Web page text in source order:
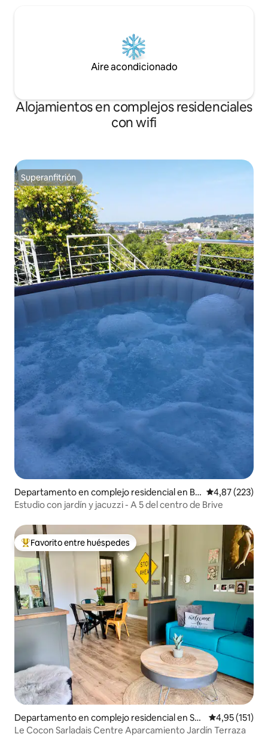
Aire acondicionado
Alojamientos en complejos residenciales
con wifi
Superanfitrión
Superanfitrión
Departamento en complejo residencial en Bri
ve-la-Gaillarde
Calificación
4,87 (223)
Estudio con jardín y jacuzzi - A 5 del centro de Brive
Favorito entre los huéspedes más destacados
Favorito entre huéspedes
Departamento en complejo residencial en Sar
lat-la-Canéda
Calificación
4,95 (151)
Le Cocon Sarladais Centre Aparcamiento Jardín Terraza